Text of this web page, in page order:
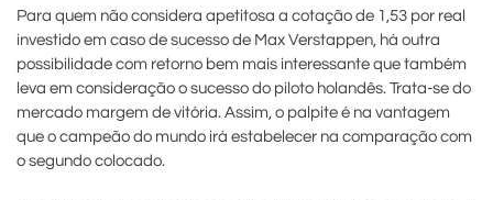
Para quem não considera apetitosa a cotação de 1,53 por real
investido em caso de sucesso de Max Verstappen, há outra
possibilidade com retorno bem mais interessante que também
leva em consideração o sucesso do piloto holandês. Trata-se do
mercado margem de vitória. Assim, o palpite é na vantagem
que o campeão do mundo irá estabelecer na comparação com
o segundo colocado.